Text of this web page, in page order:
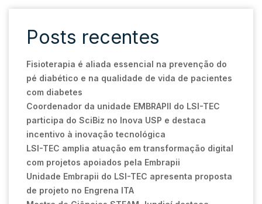
Posts recentes
Fisioterapia é aliada essencial na prevenção do
pé diabético e na qualidade de vida de pacientes
com diabetes
Coordenador da unidade EMBRAPII do LSI-TEC
participa do SciBiz no Inova USP e destaca
incentivo à inovação tecnológica
LSI-TEC amplia atuação em transformação digital
com projetos apoiados pela Embrapii
Unidade Embrapii do LSI-TEC apresenta proposta
de projeto no Engrena ITA